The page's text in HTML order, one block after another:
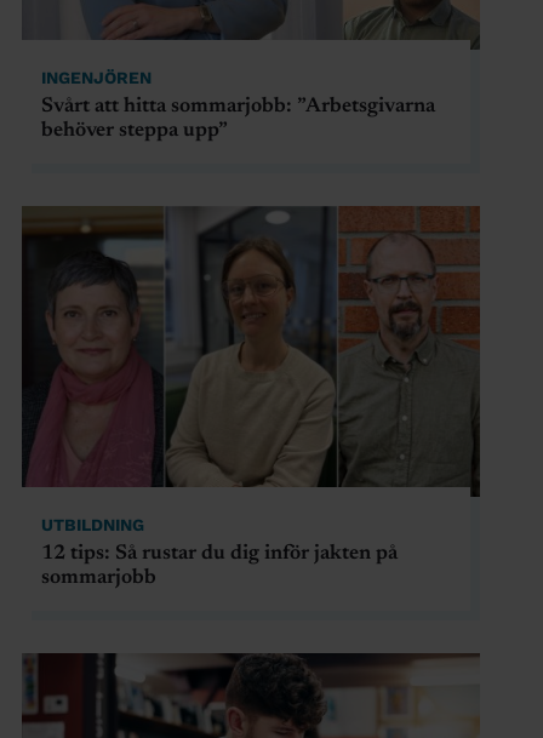
INGENJÖREN
Svårt att hitta sommarjobb: ”Arbetsgivarna
behöver steppa upp”
UTBILDNING
12 tips: Så rustar du dig inför jakten på
sommarjobb